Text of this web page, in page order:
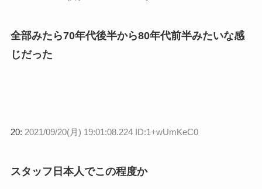
全部みたら70年代後半から80年代前半みたいな感
じだった
20: 2021/09/20(月) 19:01:08.224 ID:1+wUmKeC0
スタッフ日本人でこの程度か